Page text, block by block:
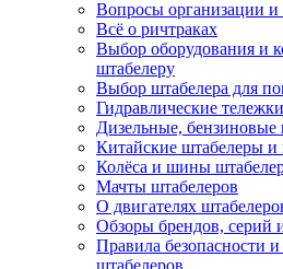
Вопросы организации и
Всё о ричтраках
Выбор оборудования и
штабелеру
Выбор штабелера для
Гидравлические
Дизельные, бензиновые
Китайские штабелеры и
Колёса и шины
Мачты штабелеров
О двигателях
Обзоры брендов, серий
Правила безопасности
штабелеров